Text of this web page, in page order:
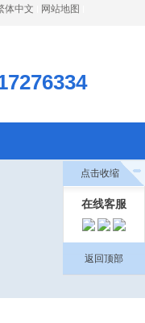
体中文 网站地图
点击收缩
在线客服
返回顶部